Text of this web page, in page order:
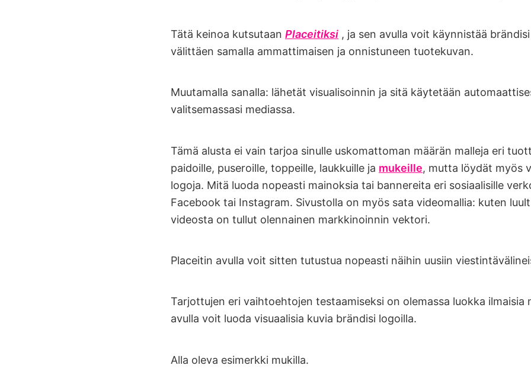
Tätä keinoa kutsutaan Placeitiksi , ja sen avulla voit käynnistää
välittäen samalla ammattimaisen ja onnistuneen tuotekuvan.
Muutamalla sanalla: lähetät visualisoinnin ja sitä käytetään
valitsemassasi mediassa.
Tämä alusta ei vain tarjoa sinulle uskomattoman määrän malleja eri
paidoille, puseroille, toppeille, laukkuille ja mukeille, mutta löydät myös
logoja. Mitä luoda nopeasti mainoksia tai bannereita eri sosiaalisille
Facebook tai Instagram. Sivustolla on myös sata videomallia: kuten
videosta on tullut olennainen markkinoinnin vektori.
Placeitin avulla voit sitten tutustua nopeasti näihin uusiin
Tarjottujen eri vaihtoehtojen testaamiseksi on olemassa luokka ilmaisia
avulla voit luoda visuaalisia kuvia brändisi logoilla.
Alla oleva esimerkki mukilla.